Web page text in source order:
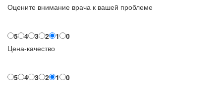
Оцените внимание врача к вашей проблеме
5 4 3 2 1
0
Цена-качество
5 4 3 2 1 0